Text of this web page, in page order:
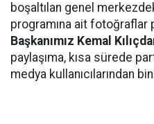
boşaltılan genel
programına ait fotoğraflar
Başkanımız Kemal
paylaşıma, kısa sürede
medya kullanıcılarından